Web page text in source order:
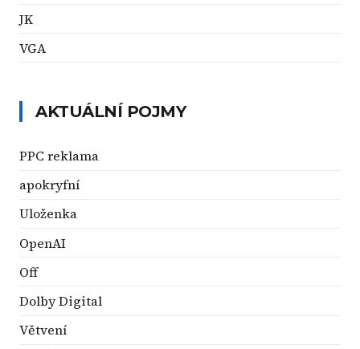
JK
VGA
AKTUÁLNÍ POJMY
PPC reklama
apokryfní
Uloženka
OpenAI
Off
Dolby Digital
Větvení